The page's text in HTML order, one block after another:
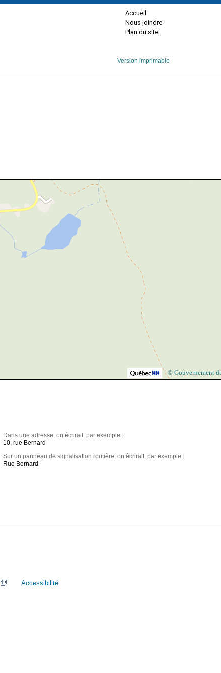
Accueil
Nous joindre
Plan du site
Version imprimable
© Gouvernement
Dans une adresse, on écrirait, par exemple :
10, rue Bernard
Sur un panneau de signalisation routière, on écrirait, par exemple :
Rue Bernard
Accessibilité